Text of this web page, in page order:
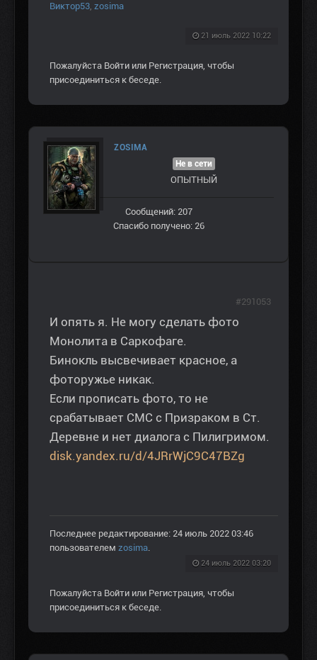
Виктор53, zosima
21 июль 2022 10:22
Пожалуйста Войти или Регистрация, чтобы
присоединиться к беседе.
ZOSIMA
Не в сети
ОПЫТНЫЙ
Сообщений: 207
Спасибо получено: 26
И опять я. Не могу сделать фото
Монолита в Саркофаге.
Бинокль высвечивает красное, а
фоторужье никак.
Если прописать фото, то не
срабатывает СМС с Призраком в Ст.
Деревне и нет диалога с Пилигримом.
disk.yandex.ru/d/4JRrWjC9C47BZg
Последнее редактирование: 24 июль 2022 03:46
пользователем zosima.
24 июль 2022 03:20
#291053
Пожалуйста Войти или Регистрация, чтобы
присоединиться к беседе.